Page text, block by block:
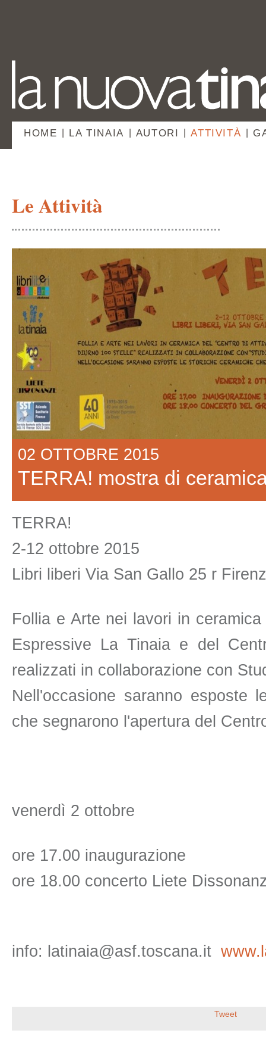
HOME LA TINAIA AUTORI ATTIVITÀ
Le Attività
02 OTTOBRE 2015
TERRA! mostra di
TERRA!
2-12 ottobre 2015
Libri liberi Via San Gallo 25 r
Follia e Arte nei lavori in
Espressive La Tinaia e del
realizzati in collaborazione con
Nell'occasione saranno esposte
che segnarono l'apertura del
venerdì 2 ottobre
ore 17.00 inaugurazione
ore 18.00 concerto Liete
info: latinaia@asf.toscana.it
Tweet